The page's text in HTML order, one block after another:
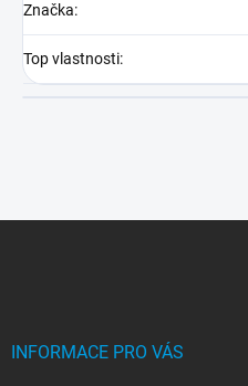
Značka:
Top vlastnosti:
INFORMACE PRO VÁS